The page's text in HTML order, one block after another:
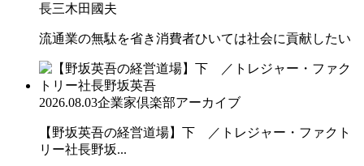
長三木田國夫
流通業の無駄を省き消費者ひいては社会に貢献したい
2026.08.03企業家倶楽部アーカイブ
【野坂英吾の経営道場】下 ／トレジャー・ファクト
リー社長野坂...